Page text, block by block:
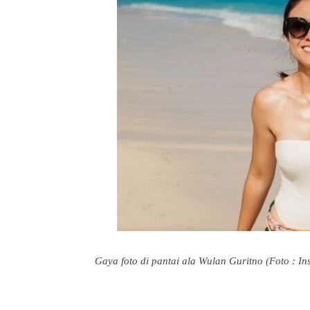
Gaya foto di pantai ala Wulan Guritno (Foto :